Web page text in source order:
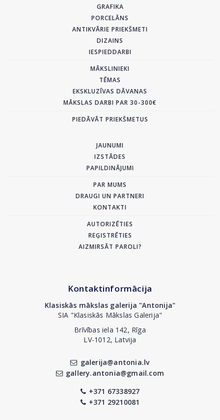
GRAFIKA
PORCELĀNS
ANTIKVĀRIE PRIEKŠMETI
DIZAINS
IESPIEDDARBI
MĀKSLINIEKI
TĒMAS
EKSKLUZĪVAS DĀVANAS
MĀKSLAS DARBI PAR 30-300€
PIEDĀVĀT PRIEKŠMETUS
JAUNUMI
IZSTĀDES
PAPILDINĀJUMI
PAR MUMS
DRAUGI UN PARTNERI
KONTAKTI
AUTORIZĒTIES
REĢISTRĒTIES
AIZMIRSĀT PAROLI?
Kontaktinformācija
Klasiskās mākslas galerija "Antonija"
SIA "Klasiskās Mākslas Galerija"
Brīvības iela 142, Rīga
LV-1012, Latvija
galerija@antonia.lv
gallery.antonia@gmail.com
+371 67338927
+371 29210081